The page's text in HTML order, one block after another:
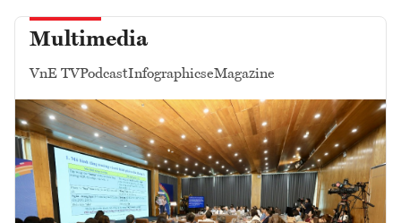
Multimedia
VnE TVPodcastInfographicseMagazine